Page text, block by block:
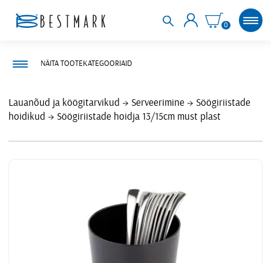
0
Lauanõud ja köögitarvikud Serveerimine
Söögiriistade
hoidikud
Söögiriistade hoidja 13/15cm must plast
NÄITA TOOTEKATEGOORIAID